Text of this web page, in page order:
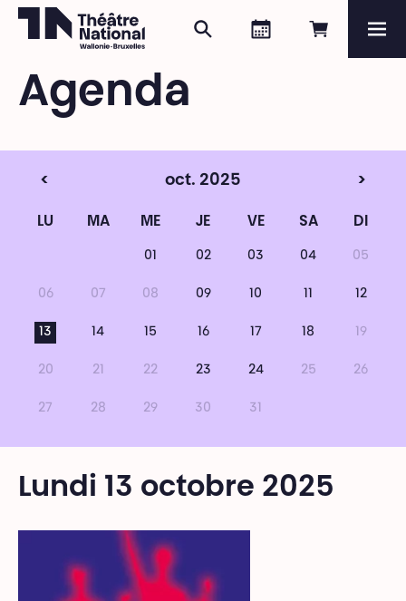
Réserver
Agenda
Rechercher
Agenda
< oct. 2025 >
LU MA ME JE VE SA DI
01 02 03 04 05
06 07 08 09 10 11 12
13 14 15 16 17 18 19
20 21 22 23 24 25 26
27 28 29 30 31
Lundi 13 octobre 2025